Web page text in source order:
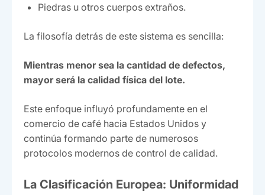
Piedras u otros cuerpos extraños.
La filosofía detrás de este sistema es sencilla:
Mientras menor sea la cantidad de defectos,
mayor será la calidad física del lote.
Este enfoque influyó profundamente en el
comercio de café hacia Estados Unidos y
continúa formando parte de numerosos
protocolos modernos de control de calidad.
La Clasificación Europea: Uniformidad